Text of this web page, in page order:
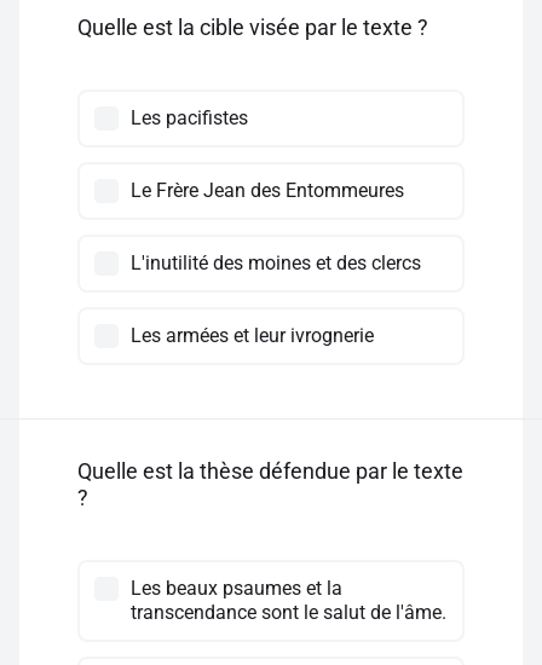
Quelle est la cible visée par le texte ?
Les pacifistes
Le Frère Jean des Entommeures
L'inutilité des moines et des clercs
Les armées et leur ivrognerie
Quelle est la thèse défendue par le texte
?
Les beaux psaumes et la
transcendance sont le salut de l'âme.